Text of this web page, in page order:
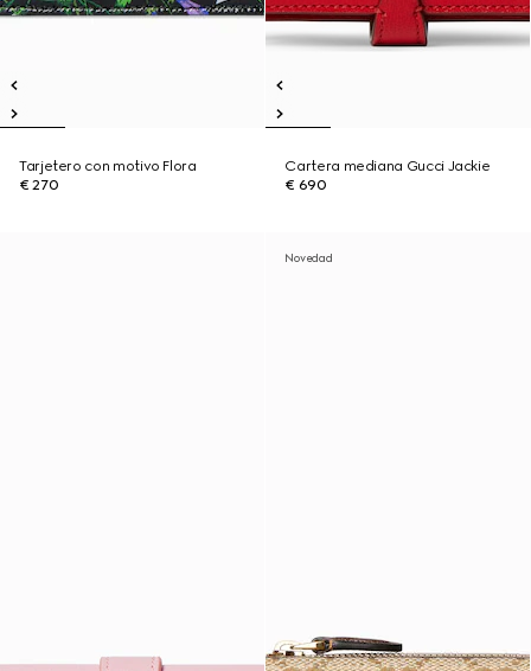
Tarjetero con motivo Flora
€ 270
Cartera mediana Gucci Jackie
€ 690
Novedad